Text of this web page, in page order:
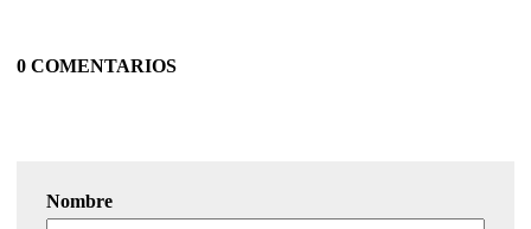
0 COMENTARIOS
Nombre